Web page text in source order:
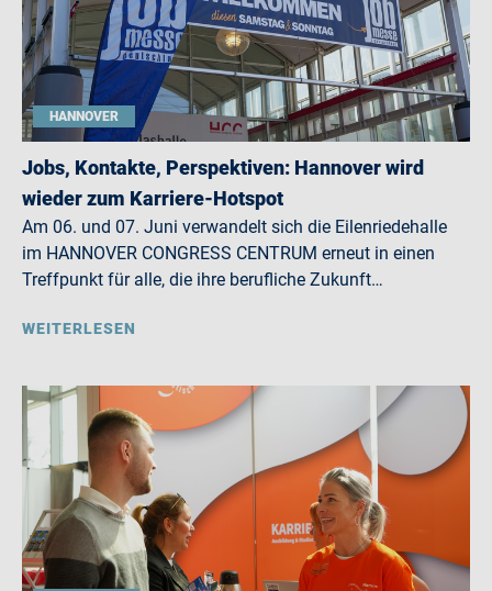
HANNOVER
Jobs, Kontakte, Perspektiven: Hannover wird
wieder zum Karriere-Hotspot
Am 06. und 07. Juni verwandelt sich die Eilenriedehalle
im HANNOVER CONGRESS CENTRUM erneut in einen
Treffpunkt für alle, die ihre berufliche Zukunft…
WEITERLESEN